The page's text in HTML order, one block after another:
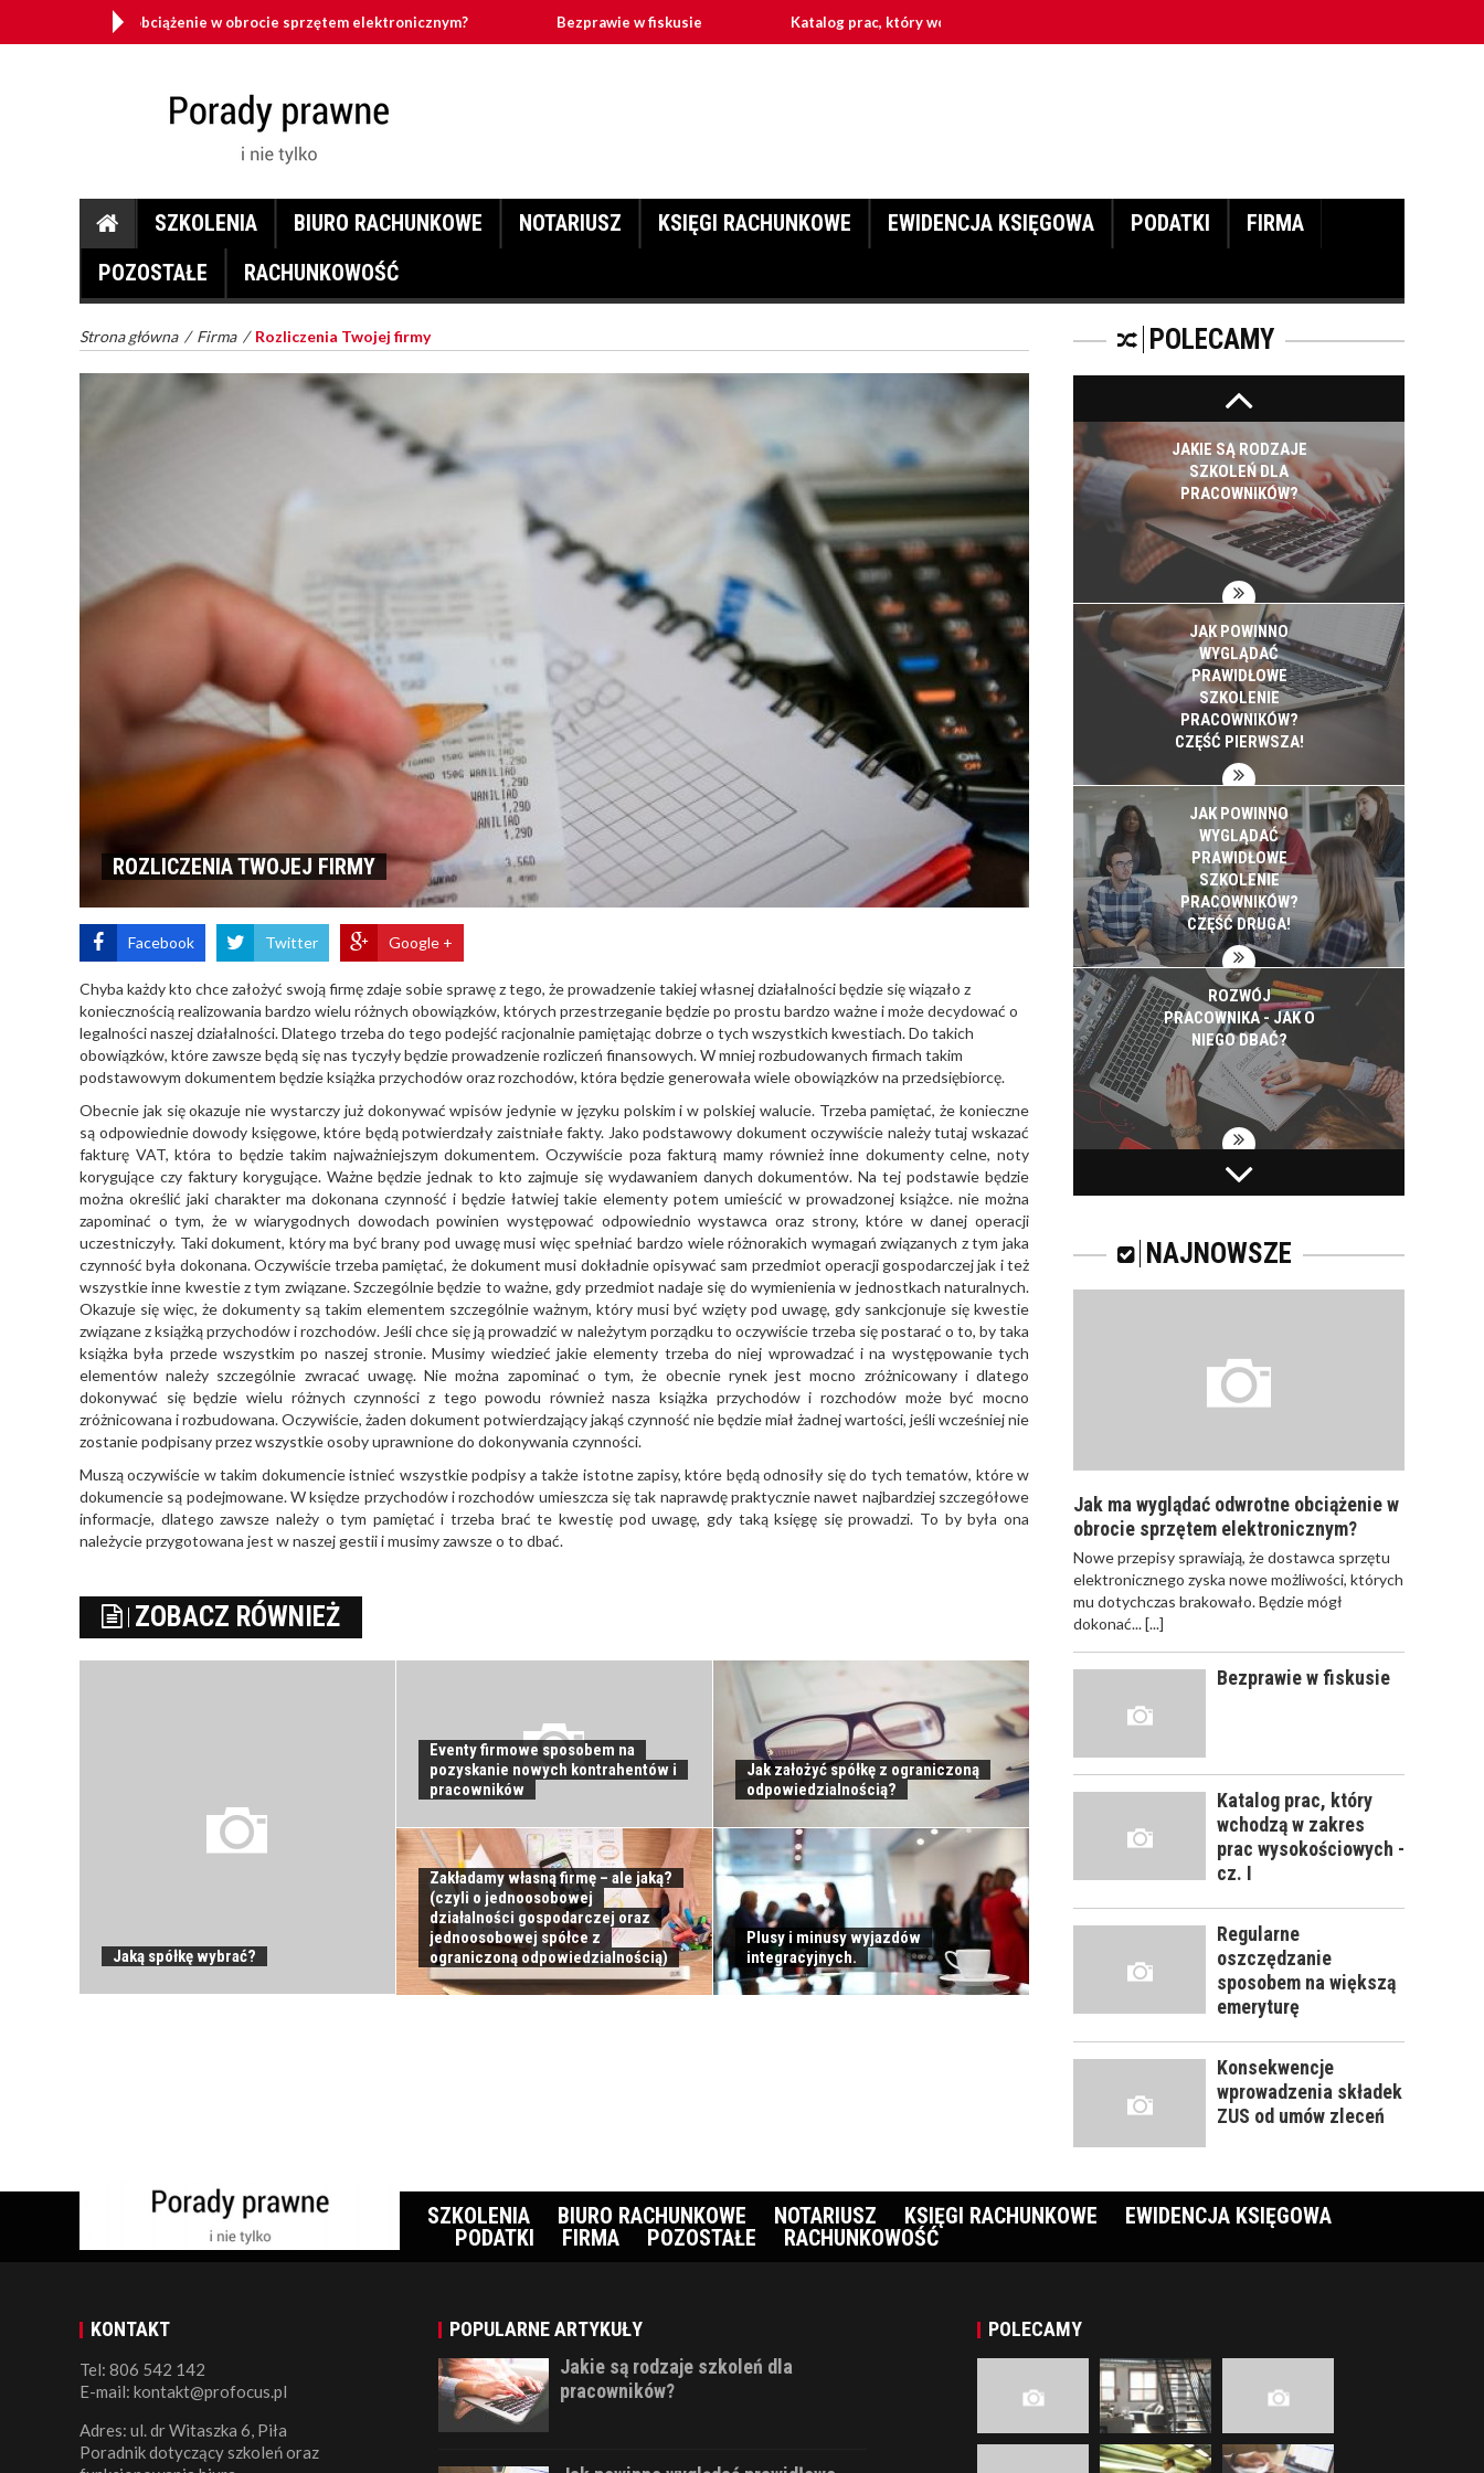
obciążenie w obrocie sprzętem elektronicznym? Bezprawie w fiskusie Katalog prac, który wchodzą w zakres prac wysokościowych - cz. I
SZKOLENIA BIURO RACHUNKOWE NOTARIUSZ KSIĘGI RACHUNKOWE EWIDENCJA KSIĘGOWA PODATKI
FIRMA
POZOSTAŁE
RACHUNKOWOŚĆ
Strona główna / Firma / Rozliczenia Twojej firmy
ROZLICZENIA TWOJEJ FIRMY
Facebook Twitter Google +
Chyba każdy kto chce założyć swoją firmę zdaje sobie sprawę z tego, że prowadzenie takiej własnej działalności będzie się wiązało z
koniecznością realizowania bardzo wielu różnych obowiązków, których przestrzeganie będzie po prostu bardzo ważne i może decydować o
legalności naszej działalności. Dlatego trzeba do tego podejść racjonalnie pamiętając dobrze o tych wszystkich kwestiach. Do takich
obowiązków, które zawsze będą się nas tyczyły będzie prowadzenie rozliczeń finansowych. W mniej rozbudowanych firmach takim
podstawowym dokumentem będzie książka przychodów oraz rozchodów, która będzie generowała wiele obowiązków na przedsiębiorcę.
Obecnie jak się okazuje nie wystarczy już dokonywać wpisów jedynie w języku polskim i w polskiej walucie. Trzeba pamiętać, że konieczne
są odpowiednie dowody księgowe, które będą potwierdzały zaistniałe fakty. Jako podstawowy dokument oczywiście należy tutaj wskazać
fakturę VAT, która to będzie takim najważniejszym dokumentem. Oczywiście poza fakturą mamy również inne dokumenty celne, noty
korygujące czy faktury korygujące. Ważne będzie jednak to kto zajmuje się wydawaniem danych dokumentów. Na tej podstawie będzie
można określić jaki charakter ma dokonana czynność i będzie łatwiej takie elementy potem umieścić w prowadzonej książce. nie można
zapominać o tym, że w wiarygodnych dowodach powinien występować odpowiednio wystawca oraz strony, które w danej operacji
uczestniczyły. Taki dokument, który ma być brany pod uwagę musi więc spełniać bardzo wiele różnorakich wymagań związanych z tym jaka
czynność była dokonana. Oczywiście trzeba pamiętać, że dokument musi dokładnie opisywać sam przedmiot operacji gospodarczej jak i też
wszystkie inne kwestie z tym związane. Szczególnie będzie to ważne, gdy przedmiot nadaje się do wymienienia w jednostkach naturalnych.
Okazuje się więc, że dokumenty są takim elementem szczególnie ważnym, który musi być wzięty pod uwagę, gdy sankcjonuje się kwestie
związane z książką przychodów i rozchodów. Jeśli chce się ją prowadzić w należytym porządku to oczywiście trzeba się postarać o to, by taka
książka była przede wszystkim po naszej stronie. Musimy wiedzieć jakie elementy trzeba do niej wprowadzać i na występowanie tych
elementów należy szczególnie zwracać uwagę. Nie można zapominać o tym, że obecnie rynek jest mocno zróżnicowany i dlatego
dokonywać się będzie wielu różnych czynności z tego powodu również nasza książka przychodów i rozchodów może być mocno
zróżnicowana i rozbudowana. Oczywiście, żaden dokument potwierdzający jakąś czynność nie będzie miał żadnej wartości, jeśli wcześniej nie
zostanie podpisany przez wszystkie osoby uprawnione do dokonywania czynności.
Muszą oczywiście w takim dokumencie istnieć wszystkie podpisy a także istotne zapisy, które będą odnosiły się do tych tematów, które w
dokumencie są podejmowane. W księdze przychodów i rozchodów umieszcza się tak naprawdę praktycznie nawet najbardziej szczegółowe
informacje, dlatego zawsze należy o tym pamiętać i trzeba brać te kwestię pod uwagę, gdy taką księgę się prowadzi. To by była ona
należycie przygotowana jest w naszej gestii i musimy zawsze o to dbać.
ZOBACZ RÓWNIEŻ
Jaką spółkę wybrać?
Eventy firmowe sposobem na
pozyskanie nowych kontrahentów i
pracowników
Jak założyć spółkę z ograniczoną
odpowiedzialnością?
Zakładamy własną firmę – ale jaką?
(czyli o jednoosobowej
działalności gospodarczej oraz
jednoosobowej spółce z
ograniczoną odpowiedzialnością)
Plusy i minusy wyjazdów
integracyjnych.
POLECAMY
JAKIE SĄ RODZAJE
SZKOLEŃ DLA
PRACOWNIKÓW?
JAK POWINNO
WYGLĄDAĆ
PRAWIDŁOWE
SZKOLENIE
PRACOWNIKÓW?
CZĘŚĆ PIERWSZA!
JAK POWINNO
WYGLĄDAĆ
PRAWIDŁOWE
SZKOLENIE
PRACOWNIKÓW?
CZĘŚĆ DRUGA!
ROZWÓJ
PRACOWNIKA - JAK O
NIEGO DBAĆ?
PRACOWNICY -
CZEMU WARTO ICH
JAKIE SĄ RODZAJE
SZKOLEŃ DLA
PRACOWNIKÓW?
JAK POWINNO
WYGLĄDAĆ
PRAWIDŁOWE
SZKOLENIE
CZĘŚĆ PIERWSZA!
SZKOLENIE
PRACOWNIKÓW?
CZĘŚĆ DRUGA!
ROZWÓJ
PRACOWNIKA - JAK O
NIEGO DBAĆ?
NAJNOWSZE
Jak ma wyglądać odwrotne obciążenie w
obrocie sprzętem elektronicznym?
Nowe przepisy sprawiają, że dostawca sprzętu
elektronicznego zyska nowe możliwości, których
mu dotychczas brakowało. Będzie mógł
dokonać...[...]
Bezprawie w fiskusie
Katalog prac, który
wchodzą w zakres
prac wysokościowych -
cz. I
Regularne
oszczędzanie
sposobem na większą
emeryturę
Konsekwencje
wprowadzenia składek
ZUS od umów zleceń
SZKOLENIA BIURO RACHUNKOWE NOTARIUSZ KSIĘGI RACHUNKOWE
EWIDENCJA KSIĘGOWA
PODATKI
FIRMA POZOSTAŁE RACHUNKOWOŚĆ
KONTAKT
Tel: 806 542 142
E-mail: kontakt@profocus.pl
Adres: ul. dr Witaszka 6, Piła
Poradnik dotyczący szkoleń oraz
POPULARNE ARTYKUŁY
Jakie są rodzaje szkoleń dla
pracowników?
POLECAMY